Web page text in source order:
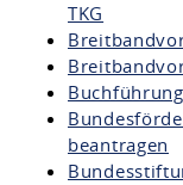
TKG
beantragen